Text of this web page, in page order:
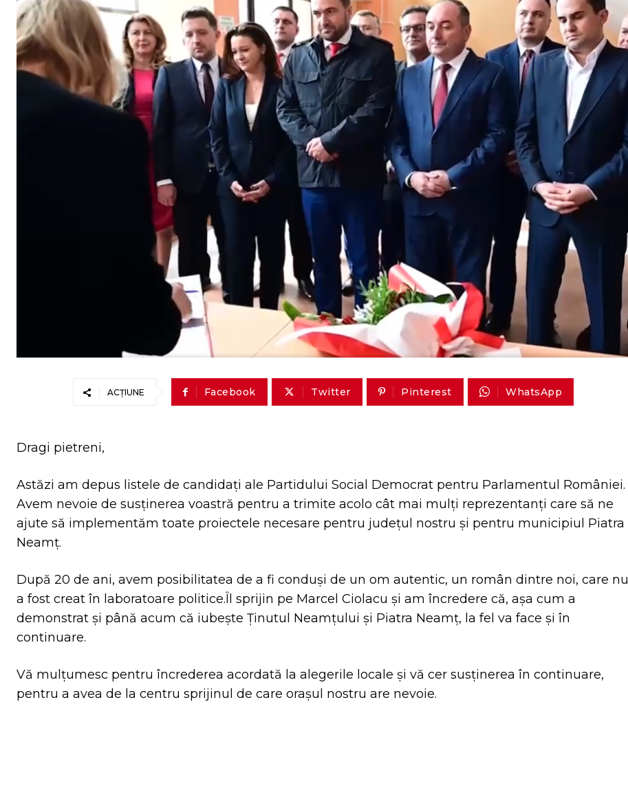
ACȚIUNE Facebook Twitter Pinterest WhatsApp
Dragi pietreni,
Astăzi am depus listele de candidați ale Partidului Social Democrat pentru Parlamentul României.
Avem nevoie de susținerea voastră pentru a trimite acolo cât mai mulți reprezentanți care să ne
ajute să implementăm toate proiectele necesare pentru județul nostru și pentru municipiul Piatra
Neamț.
După 20 de ani, avem posibilitatea de a fi conduși de un om autentic, un român dintre noi, care nu
a fost creat în laboratoare politice.Îl sprijin pe Marcel Ciolacu și am încredere că, așa cum a
demonstrat și până acum că iubește Ținutul Neamțului și Piatra Neamț, la fel va face și în
continuare.
Vă mulțumesc pentru încrederea acordată la alegerile locale și vă cer susținerea în continuare,
pentru a avea de la centru sprijinul de care orașul nostru are nevoie.